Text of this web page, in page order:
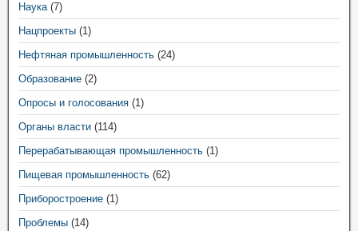
Наука(7)
Нацпроекты (1)
Нефтяная промышленность (24)
Образование (2)
Опросы и голосования (1)
Органы власти (114)
Перерабатывающая промышленность (1)
Пищевая промышленность (62)
Приборостроение (1)
Проблемы (14)